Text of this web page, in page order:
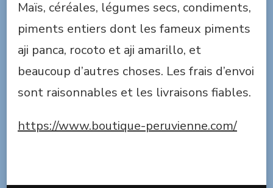
Maïs, céréales, légumes secs, condiments,
piments entiers dont les fameux piments
aji panca, rocoto et aji amarillo, et
beaucoup d’autres choses. Les frais d’envoi
sont raisonnables et les livraisons fiables.
https://www.boutique-peruvienne.com/